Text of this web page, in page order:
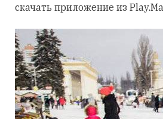
скачать приложение из